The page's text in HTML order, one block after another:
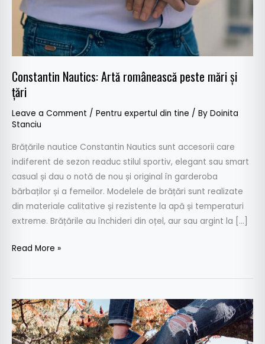
Constantin Nautics: Artă românească peste mări și
țări
Leave a Comment / Pentru expertul din tine / By Doinita
Stanciu
Brățările nautice Constantin Nautics sunt accesorii care
indiferent de sezon readuc stilul sportiv, elegant sau smart
casual și dau o notă de nou și original în garderoba
bărbaților și a femeilor. Modelele de brățări sunt realizate
din materiale calitative și rezistente la apă și temperaturi
extreme. Brățările au închideri din oțel, aur sau argint la […]
țări
Read More »
Marelbo,
încălțăminte
românească